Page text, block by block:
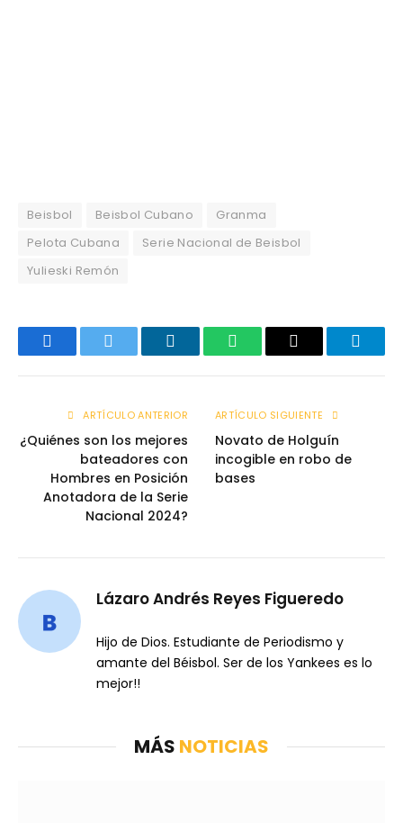
Beisbol Beisbol Cubano
Granma
Pelota Cubana
Serie Nacional de Beisbol
Yulieski Remón
FacebookTwitter LinkedInWhatsAppEmail
ARTÍCULO ANTERIOR
¿Quiénes son los mejores
bateadores con
Hombres en Posición
Anotadora de la Serie
Nacional 2024?
ARTÍCULO SIGUIENTE
Novato de Holguín
incogible en robo de
bases
Lázaro Andrés Reyes Figueredo
Hijo de Dios. Estudiante de Periodismo y
amante del Béisbol. Ser de los Yankees es lo
mejor!!
MÁS NOTICIAS